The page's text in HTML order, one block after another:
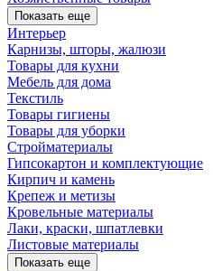
Показать еще
Интерьер
Карнизы, шторы, жалюзи
Товары для кухни
Мебель для дома
Текстиль
Товары гигиены
Товары для уборки
Стройматериалы
Гипсокартон и комплектующие
Кирпич и камень
Крепеж и метизы
Кровельные материалы
Лаки, краски, шпатлевки
Листовые материалы
Показать еще